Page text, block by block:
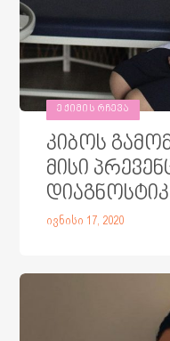
ᲔᲥᲘᲛᲘᲡ ᲠᲩᲔᲕᲐ
კიბოს
მისი
ივნისი 17, 2020